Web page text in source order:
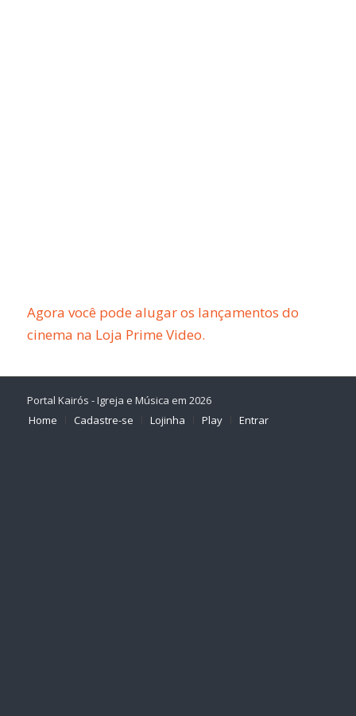
Agora você pode alugar os lançamentos do
cinema na Loja Prime Video.
Portal Kairós - Igreja e Música em 2026
Home
Cadastre-se Lojinha Play Entrar